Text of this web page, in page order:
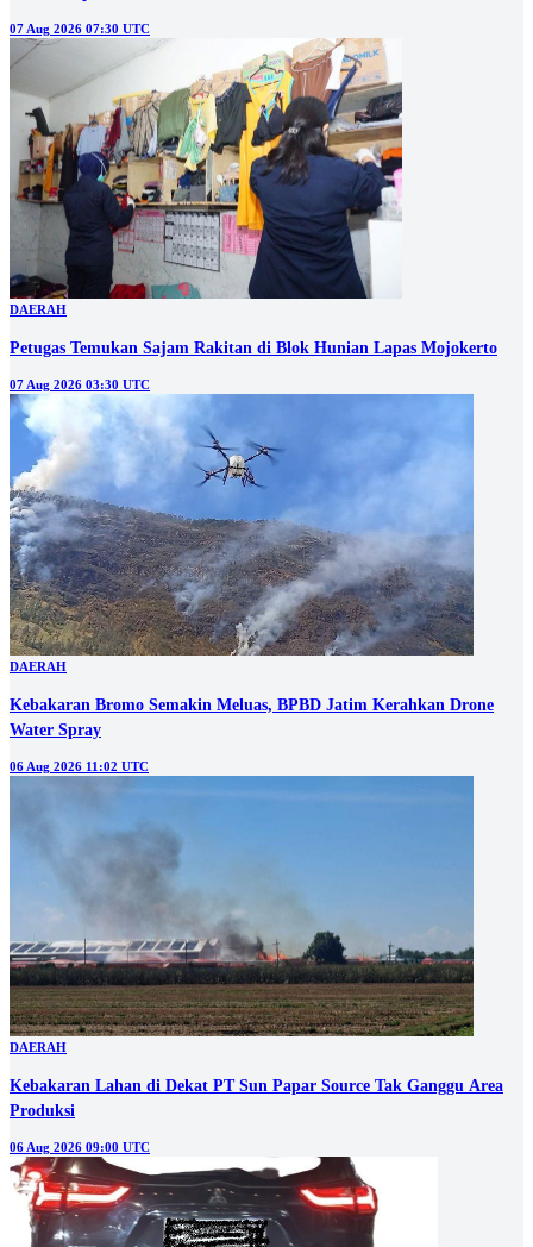
07 Aug 2026 07:30 UTC
DAERAH
Petugas Temukan Sajam Rakitan di Blok Hunian Lapas Mojokerto
07 Aug 2026 03:30 UTC
DAERAH
Kebakaran Bromo Semakin Meluas, BPBD Jatim Kerahkan Drone
Water Spray
06 Aug 2026 11:02 UTC
DAERAH
Kebakaran Lahan di Dekat PT Sun Papar Source Tak Ganggu Area
Produksi
06 Aug 2026 09:00 UTC